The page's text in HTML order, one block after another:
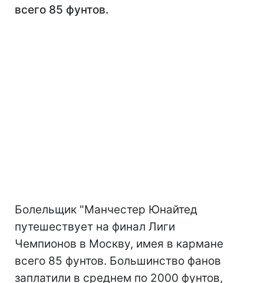
всего 85 фунтов.
Болельщик "Манчестер Юнайтед
путешествует на финал Лиги
Чемпионов в Москву, имея в кармане
всего 85 фунтов. Большинство фанов
заплатили в среднем по 2000 фунтов,